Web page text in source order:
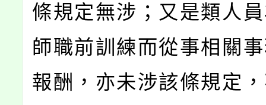
條規定無涉；又是類人
師職前訓練而從事相關
報酬，亦未涉該條規定